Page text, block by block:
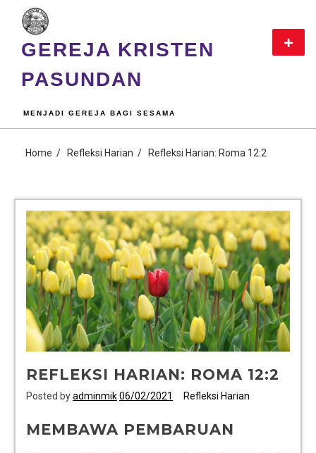
GEREJA KRISTEN
PASUNDAN
MENJADI GEREJA BAGI SESAMA
Home Refleksi Harian Refleksi Harian: Roma 12:2
REFLEKSI HARIAN: ROMA 12:2
Posted byadminmik06/02/2021 Refleksi Harian
MEMBAWA PEMBARUAN